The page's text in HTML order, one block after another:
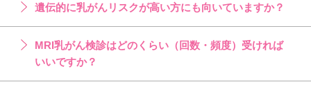
遺伝的に乳がんリスクが高い方にも向いていますか？
MRI乳がん検診はどのくらい（回数・頻度）受ければ
いいですか？